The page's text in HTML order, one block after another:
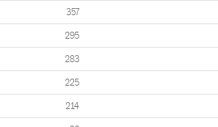
357
295
283
225
214